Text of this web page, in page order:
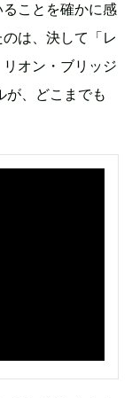
ことを確かに感
は、決して「レ
オン・ブリッジ
が、どこまでも